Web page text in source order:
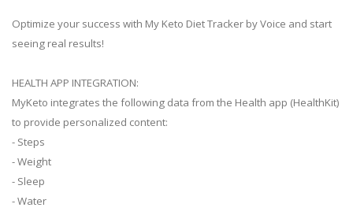
Optimize your success with My Keto Diet Tracker by Voice and start
seeing real results!
HEALTH APP INTEGRATION:
MyKeto integrates the following data from the Health app (HealthKit)
to provide personalized content:
- Steps
- Weight
- Sleep
- Water